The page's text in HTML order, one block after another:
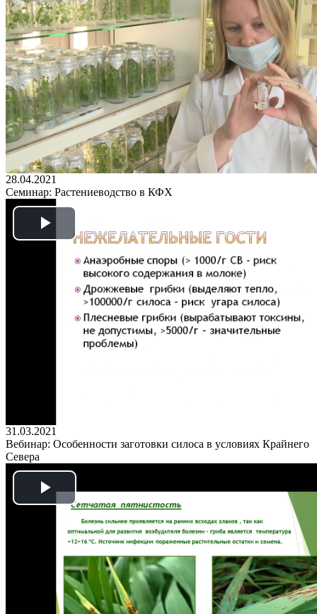
Video
28.04.2021
Семинар: Растениеводство в КФХ
Play
Video
31.03.2021
Вебинар: Особенности заготовки силоса в условиях Крайнего
Севера
Play
Video